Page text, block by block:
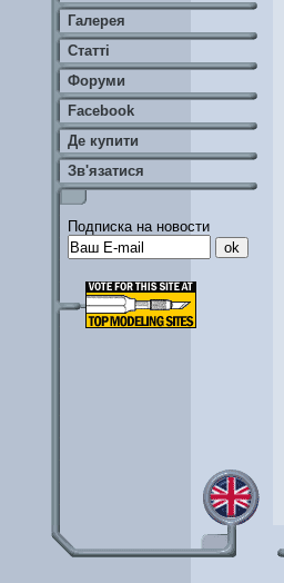
Галерея
Статті
Форуми
Facebook
Де купити
Зв'язатися
Подписка на новости